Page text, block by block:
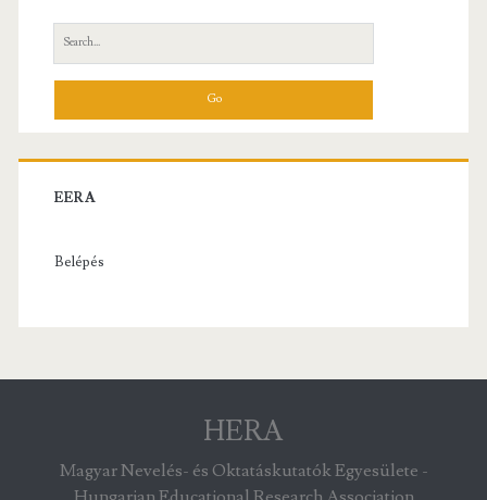
Search
for:
EERA
Belépés
HERA
Magyar Nevelés- és Oktatáskutatók Egyesülete -